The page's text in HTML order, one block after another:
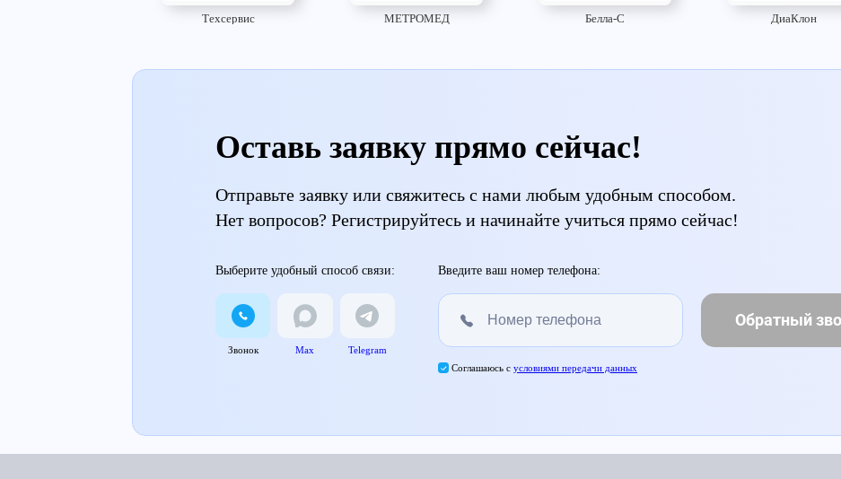
Техсервис МЕТРОМЕД Белла-С ДиаКлон
Оставь заявку прямо сейчас!
Отправьте заявку или свяжитесь с нами любым удобным способом.
Нет вопросов? Регистрируйтесь и начинайте учиться прямо сейчас!
Выберите удобный способ связи:
Звонок Max Telegram
Введите ваш номер телефона:
Обратный
Соглашаюсь с условиями передачи данных